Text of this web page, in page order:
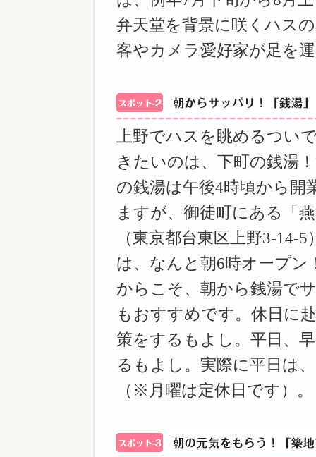
弁天堂を背景に咲くハス
客やカメラ愛好家が足を
上野でハスを眺めるつい
きたいのは、下町の銭湯
の銭湯は午後4時頃から開
ますが、御徒町にある「
（東京都台東区上野3-14-5
は、なんと朝6時オープ
からこそ、朝から銭湯で
もおすすめです。休日に
策をするもよし。平日、
るもよし。実際に平日は
（※月曜は定休日です）。